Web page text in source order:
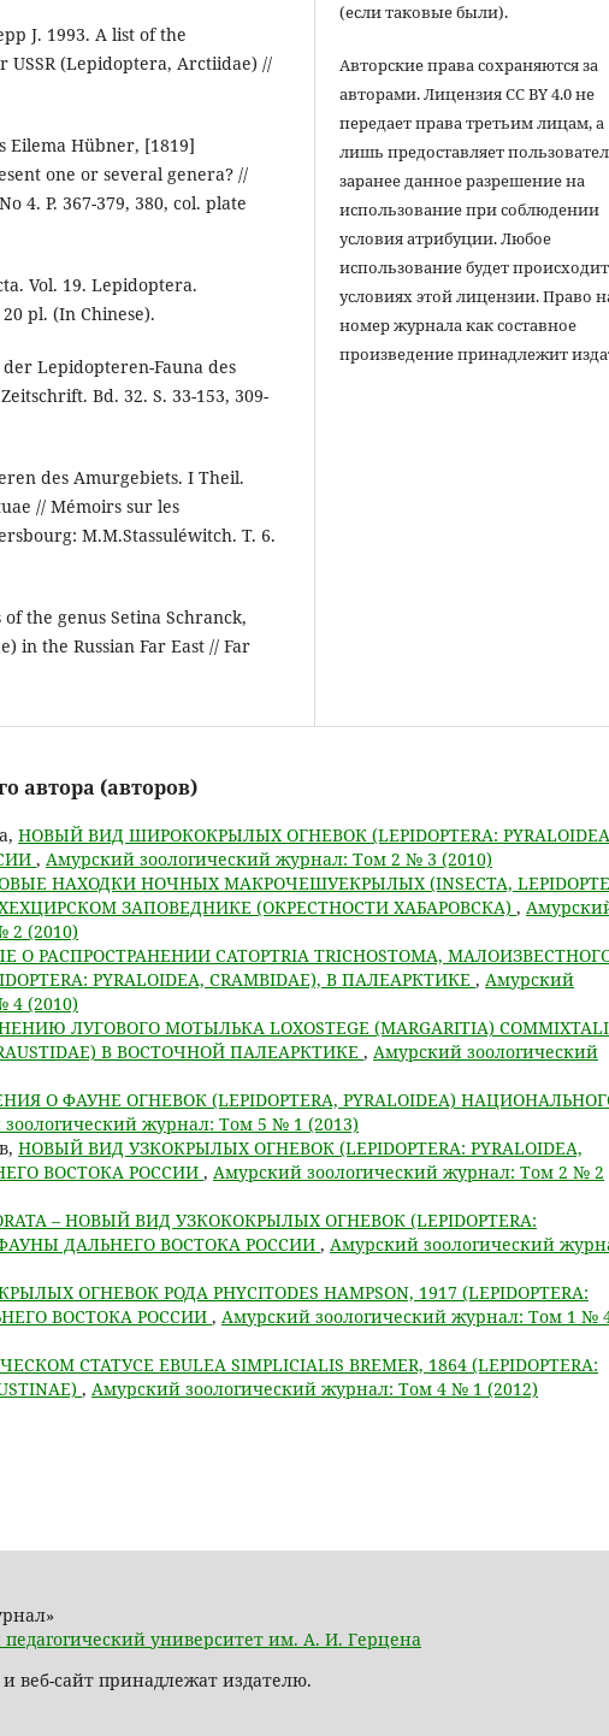
J. 1993. A list of the
(Lepidoptera, Arctiidae) //
Eilema Hübner, [1819]
one or several genera? //
4. P. 367-379, 380, col. plate
Vol. 19. Lepidoptera.
pl. (In Chinese).
Lepidopteren-Fauna des
Bd. 32. S. 33-153, 309-
des Amurgebiets. I Theil.
// Mémoirs sur les
M.M.Stassuléwitch. T. 6.
the genus Setina Schranck,
in the Russian Far East // Far
(если таковые были).
Авторские права сохраняются за
авторами. Лицензия CC BY 4.0 не
передает права третьим лицам, а
лишь предоставляет
заранее данное разрешение на
использование при соблюдении
условия атрибуции. Любое
использование будет
условиях этой лицензии. Право
номер журнала как составное
произведение принадлежит
автора (авторов)
НОВЫЙ ВИД ШИРОКОКРЫЛЫХ ОГНЕВОК (LEPIDOPTERA:
, Амурский зоологический журнал: Том 2 № 3 (2010)
НАХОДКИ НОЧНЫХ МАКРОЧЕШУЕКРЫЛЫХ (INSECTA,
ЗАПОВЕДНИКЕ (ОКРЕСТНОСТИ ХАБАРОВСКА) ,
2 (2010)
РАСПРОСТРАНЕНИИ CATOPTRIA TRICHOSTOMA,
PYRALOIDEA, CRAMBIDAE), В ПАЛЕАРКТИКЕ , Амурский
4 (2010)
ЛУГОВОГО МОТЫЛЬКА LOXOSTEGE (MARGARITIA)
В ВОСТОЧНОЙ ПАЛЕАРКТИКЕ , Амурский зоологический
О ФАУНЕ ОГНЕВОК (LEPIDOPTERA, PYRALOIDEA)
журнал: Том 5 № 1 (2013)
НОВЫЙ ВИД УЗКОКРЫЛЫХ ОГНЕВОК (LEPIDOPTERA: PYRALOIDEA,
ВОСТОКА РОССИИ , Амурский зоологический журнал: Том 2 № 2
– НОВЫЙ ВИД УЗКОКОКРЫЛЫХ ОГНЕВОК (LEPIDOPTERA:
ФАУНЫ ДАЛЬНЕГО ВОСТОКА РОССИИ , Амурский зоологический
ОГНЕВОК РОДА PHYCITODES HAMPSON, 1917 (LEPIDOPTERA:
ВОСТОКА РОССИИ , Амурский зоологический журнал: Том 1 №
СТАТУСЕ EBULEA SIMPLICIALIS BREMER, 1864 (LEPIDOPTERA:
, Амурский зоологический журнал: Том 4 № 1 (2012)
университет им. А. И. Герцена
веб-сайт принадлежат издателю.